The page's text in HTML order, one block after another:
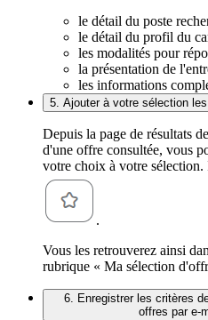
le détail du poste
le détail du profil du
les modalités pour
la présentation de
les informations
5. Ajouter à votre sélection
Depuis la page de résultats
d'une offre consultée, vous
votre choix à votre
.
Vous les retrouverez ainsi
rubrique « Ma sélection
6. Enregistrer les critères
offres par e-